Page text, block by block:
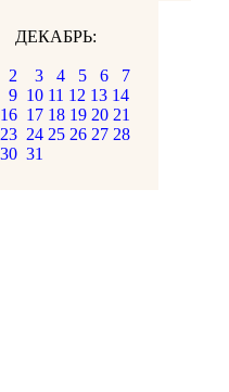
ДЕКАБРЬ:
2 3 4 5 6
7
9 10 11 12 13 14
16 17 18 19 20 21
23 24 25 26 27 28
30 31